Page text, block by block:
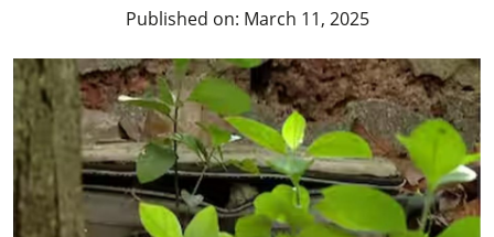
Published on: March 11, 2025